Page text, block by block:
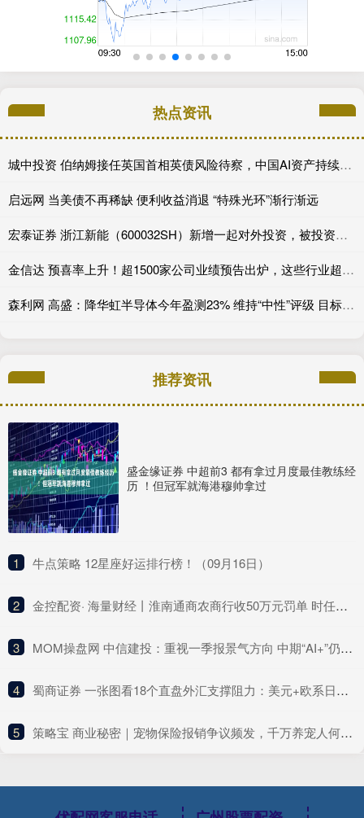
热点资讯
城中投资 伯纳姆接任英国首相英债风险待察，中国AI资产持续领涨，美国积极保障关键矿产---0624宏观脱水
启远网 当美债不再稀缺 便利收益消退 “特殊光环”渐行渐远
宏泰证券 浙江新能（600032SH）新增一起对外投资，被投资公司为浙江浙能碳资产管理有限公司
金信达 预喜率上升！超1500家公司业绩预告出炉，这些行业超预期
森利网 高盛：降华虹半导体今年盈测23% 维持“中性”评级 目标价上调至469港元
推荐资讯
盛金缘证券 中超前3 都有拿过月度最佳教练经
历 ！但冠军就海港穆帅拿过
1 ​牛点策略 12星座好运排行榜！（09月16日）
2 ​金控配资· 海量财经丨淮南通商农商行收50万元罚单 时任副行长、房地产信贷部总经理同时被警告
3 ​MOM操盘网 中信建投：重视一季报景气方向 中期“AI+”仍是核心主线
4 ​蜀商证券 一张图看18个直盘外汇支撑阻力：美元+欧系日系+商品货币+新兴货币(2025年6月5日)
5 ​策略宝 商业秘密｜宠物保险报销争议频发，千万养宠人何去何从